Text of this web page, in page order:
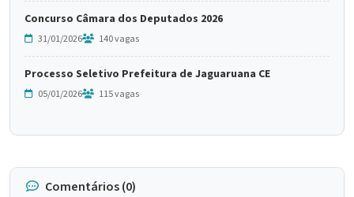
Concurso Câmara dos Deputados 2026
31/01/2026 140 vagas
Processo Seletivo Prefeitura de Jaguaruana CE
05/01/2026 115 vagas
Comentários (0)